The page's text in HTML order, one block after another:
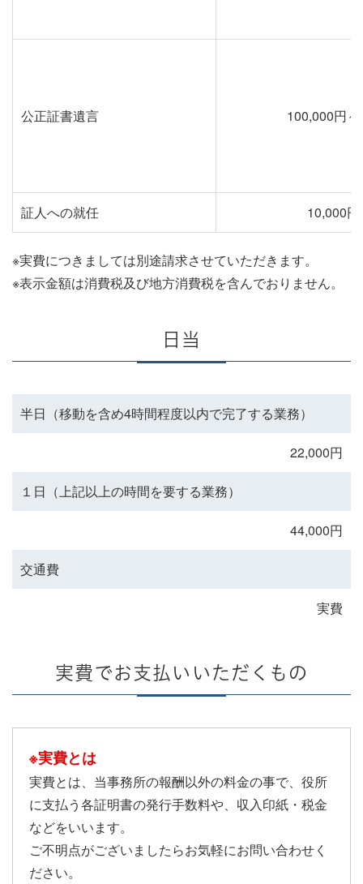
公正証書遺言 100,000円～
証人への就任 10,000円
※実費につきましては別途請求させていただきます。
※表示金額は消費税及び地方消費税を含んでおりません。
日当
半日（移動を含め4時間程度以内で完了する業務）
22,000円
１日（上記以上の時間を要する業務）
44,000円
交通費
実費
実費でお支払いいただくもの
※実費とは
実費とは、当事務所の報酬以外の料金の事で、役所
に支払う各証明書の発行手数料や、収入印紙・税金
などをいいます。
ご不明点がございましたらお気軽にお問い合わせく
ださい。